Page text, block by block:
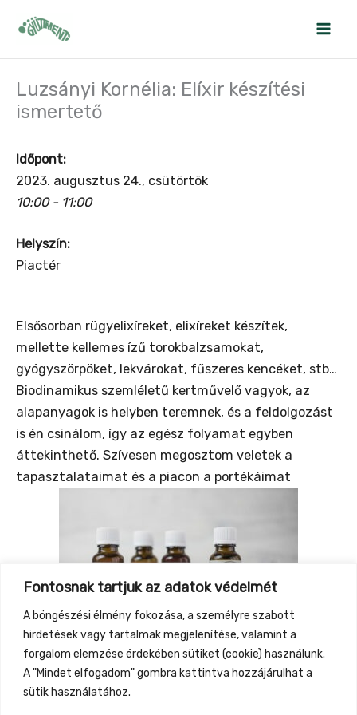
Fontosnak tartjuk az adatok védelmét
A böngészési élmény fokozása, a személyre szabott
hirdetések vagy tartalmak megjelenítése, valamint a
forgalom elemzése érdekében sütiket (cookie) használunk.
A "Mindet elfogadom" gombra kattintva hozzájárulhat a
sütik használatához.
Luzsányi Kornélia: Elíxir készítési
ismertető
Időpont:
2023. augusztus 24., csütörtök
10:00 - 11:00
Helyszín:
Piactér
Elsősorban rügyelixíreket, elixíreket készítek,
mellette kellemes ízű torokbalzsamokat,
gyógyszörpöket, lekvárokat, fűszeres kencéket, stb…
Biodinamikus szemléletű kertművelő vagyok, az
alapanyagok is helyben teremnek, és a feldolgozást
is én csinálom, így az egész folyamat egyben
áttekinthető. Szívesen megosztom veletek a
tapasztalataimat és a piacon a portékáimat